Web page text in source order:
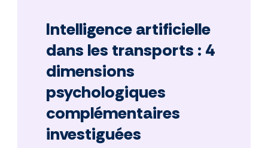
Intelligence artificielle
dans les transports : 4
dimensions
psychologiques
complémentaires
investiguées